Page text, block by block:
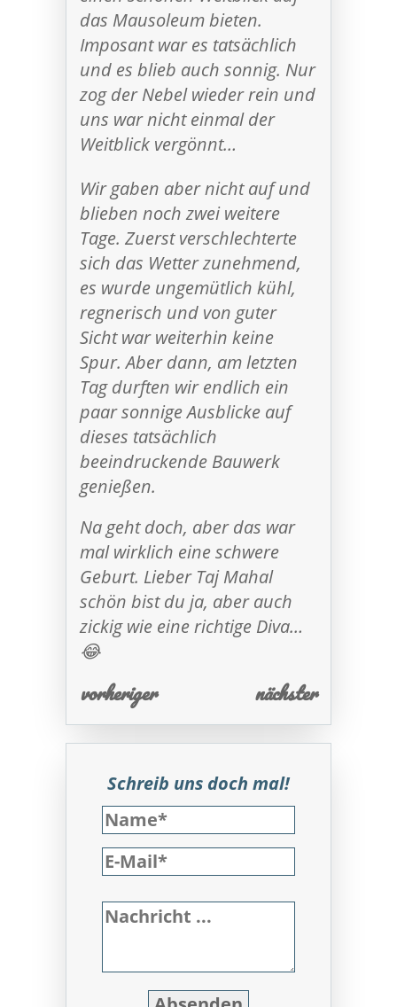
das Mausoleum bieten.
Imposant war es tatsächlich
und es blieb auch sonnig. Nur
zog der Nebel wieder rein und
uns war nicht einmal der
Weitblick vergönnt…
Wir gaben aber nicht auf und
blieben noch zwei weitere
Tage. Zuerst verschlechterte
sich das Wetter zunehmend,
es wurde ungemütlich kühl,
regnerisch und von guter
Sicht war weiterhin keine
Spur. Aber dann, am letzten
Tag durften wir endlich ein
paar sonnige Ausblicke auf
dieses tatsächlich
beeindruckende Bauwerk
genießen.
Na geht doch, aber das war
mal wirklich eine schwere
Geburt. Lieber Taj Mahal
schön bist du ja, aber auch
zickig wie eine richtige Diva…
😂
vorheriger nächster
Schreib uns doch mal!